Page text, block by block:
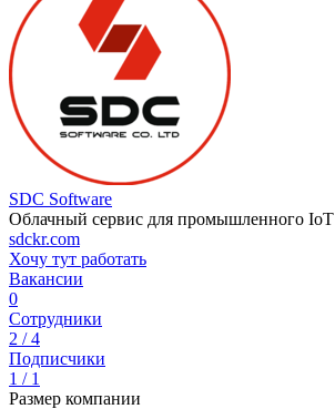
SDC Software
Облачный сервис для промышленного IoT
sdckr.com
Хочу тут работать
Вакансии
0
Сотрудники
2 / 4
Подписчики
1 / 1
Размер компании